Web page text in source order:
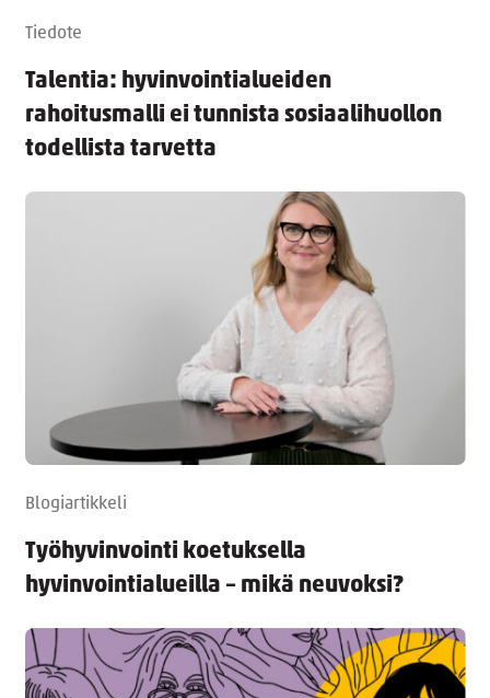
Tiedote
Talentia: hyvinvointialueiden
rahoitusmalli ei tunnista sosiaalihuollon
todellista tarvetta
Blogiartikkeli
Työhyvinvointi koetuksella
hyvinvointialueilla – mikä neuvoksi?